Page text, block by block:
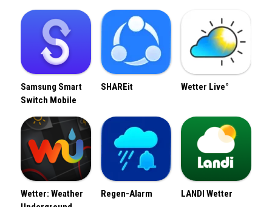
Samsung Smart
Switch Mobile
SHAREit Wetter Live°
Wetter: Weather
Regen-Alarm LANDI Wetter